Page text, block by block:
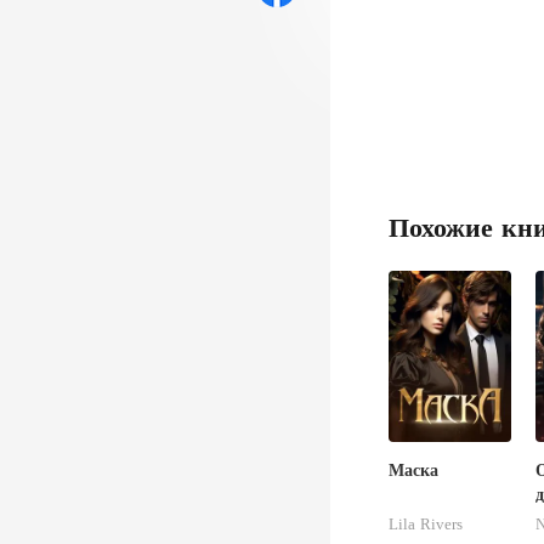
Похожие
Маска
Lila Rivers